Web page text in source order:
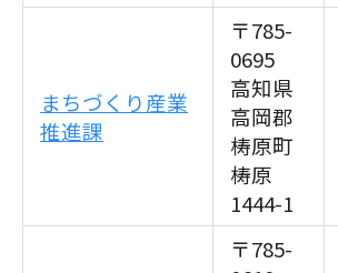
まちづくり産業
推進課
〒785-
0695
高知県
高岡郡
梼原町
梼原
1444-1
〒785-